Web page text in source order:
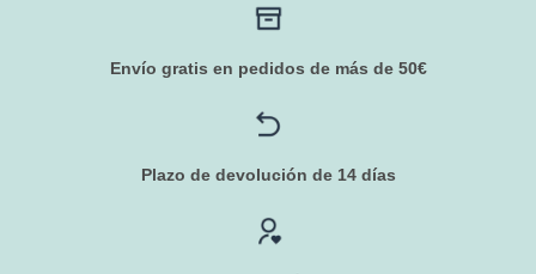
Envío gratis en pedidos de más de 50€
Plazo de devolución de 14 días